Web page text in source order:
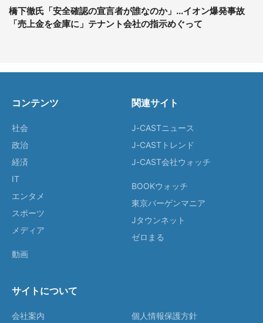
橋下徹氏「安全確認の宣言者が誰なのか」...イオン爆発事故
「売上金を金庫に」テナント会社の指示めぐって
コンテンツ
社会
政治
経済
IT
エンタメ
スポーツ
メディア
動画
関連サイト
J-CASTニュース
J-CASTトレンド
J-CAST会社ウォッチ
BOOKウォッチ
東京バーゲンマニア
Jタウンネット
ゼロまる
サイトについて
会社案内
個人情報保護方針